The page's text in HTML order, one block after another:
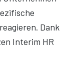
Dank
Interim HR